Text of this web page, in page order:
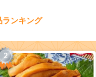
ランキング
2